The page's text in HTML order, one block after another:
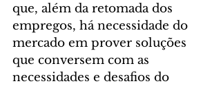
que, além da retomada dos
empregos, há necessidade do
mercado em prover soluções
que conversem com as
necessidades e desafios do